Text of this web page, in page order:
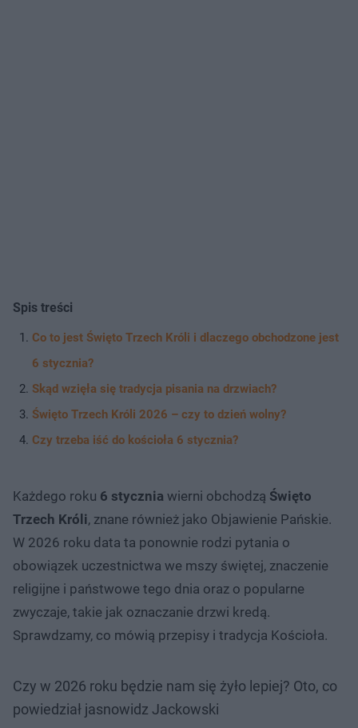
Spis treści
Co to jest Święto Trzech Króli i dlaczego obchodzone jest
6 stycznia?
Skąd wzięła się tradycja pisania na drzwiach?
Święto Trzech Króli 2026 – czy to dzień wolny?
Czy trzeba iść do kościoła 6 stycznia?
Każdego roku 6 stycznia wierni obchodzą Święto
Trzech Króli, znane również jako Objawienie Pańskie.
W 2026 roku data ta ponownie rodzi pytania o
obowiązek uczestnictwa we mszy świętej, znaczenie
religijne i państwowe tego dnia oraz o popularne
zwyczaje, takie jak oznaczanie drzwi kredą.
Sprawdzamy, co mówią przepisy i tradycja Kościoła.
Czy w 2026 roku będzie nam się żyło lepiej? Oto, co
powiedział jasnowidz Jackowski